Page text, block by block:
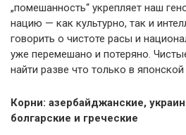
„помешанность“ укрепляет наш
нацию — как культурно, так и
говорить о чистоте расы и
уже перемешано и потеряно.
найти разве что только в
Корни: азербайджанские,
болгарские и греческие